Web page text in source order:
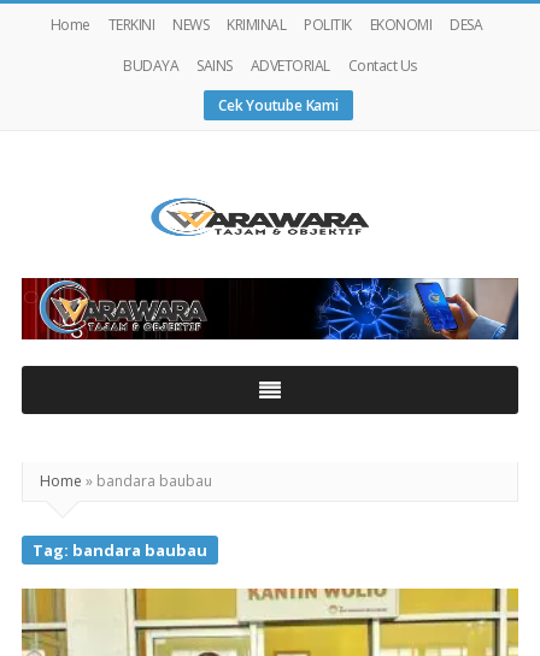
Home TERKINI NEWS KRIMINAL POLITIK EKONOMI
DESA
BUDAYA
SAINS ADVETORIAL
Contact Us
Cek Youtube Kami
Warawaranews
Home » bandara baubau
Tag: bandara baubau